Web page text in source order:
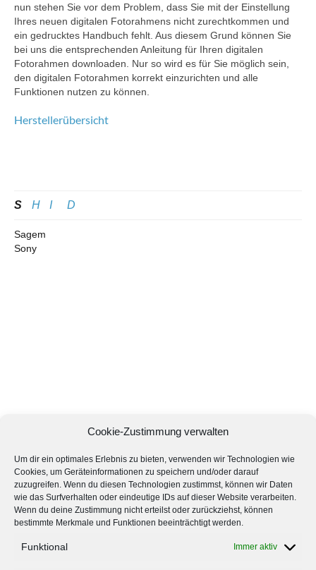
Cookie-Zustimmung verwalten
Um dir ein optimales Erlebnis zu bieten, verwenden wir Technologien wie
Cookies, um Geräteinformationen zu speichern und/oder darauf
zuzugreifen. Wenn du diesen Technologien zustimmst, können wir Daten
wie das Surfverhalten oder eindeutige IDs auf dieser Website verarbeiten.
Wenn du deine Zustimmung nicht erteilst oder zurückziehst, können
bestimmte Merkmale und Funktionen beeinträchtigt werden.
Funktional Immer aktiv
nun stehen Sie vor dem Problem, dass Sie mit der Einstellung
Ihres neuen digitalen Fotorahmens nicht zurechtkommen und
ein gedrucktes Handbuch fehlt. Aus diesem Grund können Sie
bei uns die entsprechenden Anleitung für Ihren digitalen
Fotorahmen downloaden. Nur so wird es für Sie möglich sein,
den digitalen Fotorahmen korrekt einzurichten und alle
Funktionen nutzen zu können.
Herstellerübersicht
S H I D
Sagem
Sony